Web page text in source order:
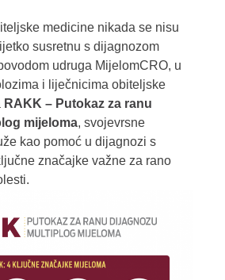
medicine nikada se nisu
susretnu s dijagnozom
udruga MijelomCRO, u
i liječnicima obiteljske
RAKK – Putokaz za ranu
mijeloma, svojevrsne
kao pomoć u dijagnozi s
značajke važne za rano